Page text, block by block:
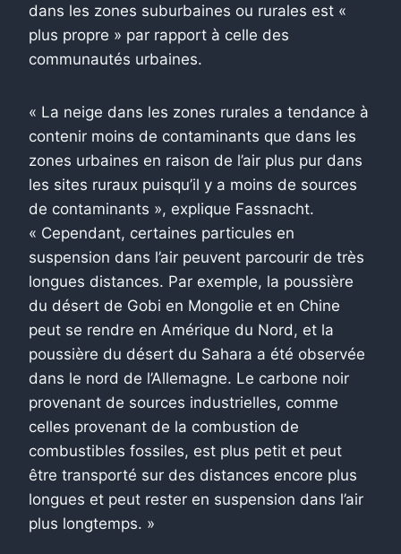
dans les zones suburbaines ou rurales est «
plus propre » par rapport à celle des
communautés urbaines.
« La neige dans les zones rurales a tendance à
contenir moins de contaminants que dans les
zones urbaines en raison de l’air plus pur dans
les sites ruraux puisqu’il y a moins de sources
de contaminants », explique Fassnacht.
« Cependant, certaines particules en
suspension dans l’air peuvent parcourir de très
longues distances. Par exemple, la poussière
du désert de Gobi en Mongolie et en Chine
peut se rendre en Amérique du Nord, et la
poussière du désert du Sahara a été observée
dans le nord de l’Allemagne. Le carbone noir
provenant de sources industrielles, comme
celles provenant de la combustion de
combustibles fossiles, est plus petit et peut
être transporté sur des distances encore plus
longues et peut rester en suspension dans l’air
plus longtemps. »